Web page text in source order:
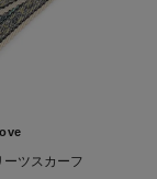
ツスカーフ